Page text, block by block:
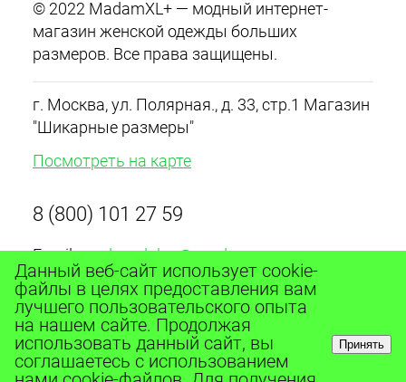
© 2022 MadamXL+ — модный интернет-
магазин женской одежды больших
размеров. Все права защищены.
г. Москва, ул. Полярная., д. 33, стр.1 Магазин
"Шикарные размеры"
Посмотреть на карте
8 (800) 101 27 59
Email:madamxlplus@yandex.ru
График работы с 10:00 до 20:00 ежедневно
Данный веб-сайт использует cookie-
файлы в целях предоставления вам
лучшего пользовательского опыта
на нашем сайте. Продолжая
использовать данный сайт, вы
соглашаетесь с использованием
Принять